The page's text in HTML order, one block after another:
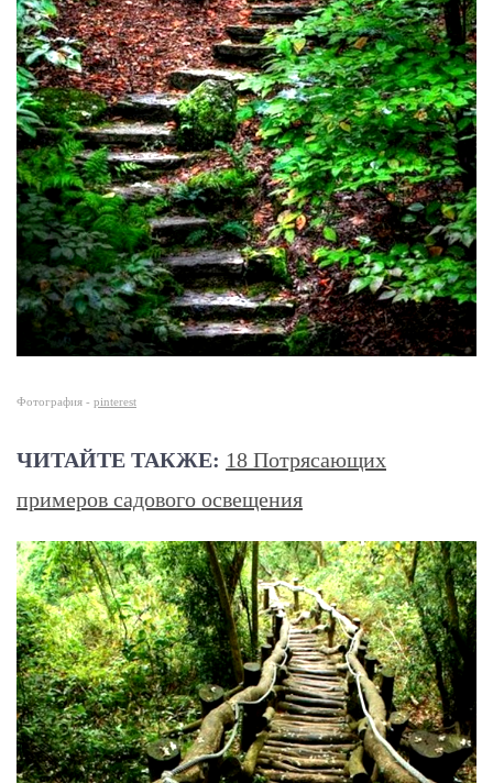
Фотография - pinterest
ЧИТАЙТЕ ТАКЖЕ: 18 Потрясающих
примеров садового освещения